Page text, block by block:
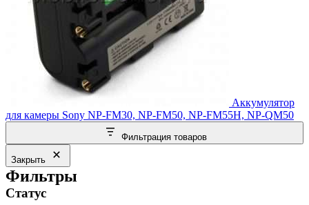
Аккумулятор
для камеры Sony NP-FM30, NP-FM50, NP-FM55H, NP-QM50
Фильтрация товаров
Закрыть
Фильтры
Статус